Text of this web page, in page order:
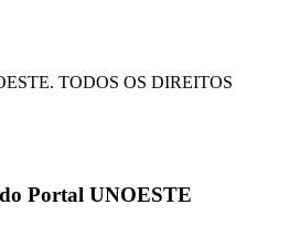
TODOS OS DIREITOS
Portal UNOESTE